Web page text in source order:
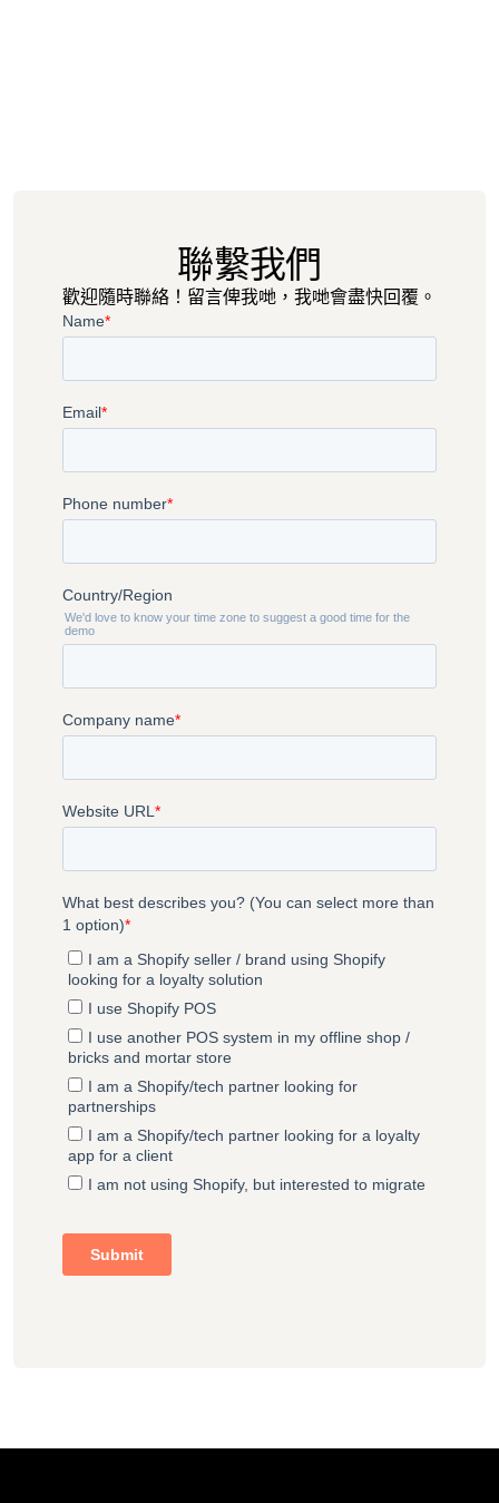
聯繫我們
歡迎隨時聯絡！留言俾我哋，我哋會盡快回覆。